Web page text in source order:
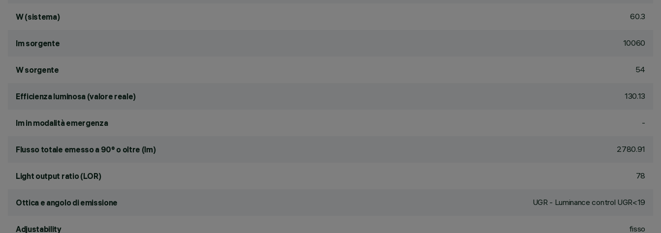
W (sistema) 60.3
lm sorgente 10060
W sorgente 54
Efficienza luminosa (valore reale) 130.13
lm in modalità emergenza -
Flusso totale emesso a 90° o oltre (lm) 2780.91
Light output ratio (LOR) 78
Ottica e angolo di emissione UGR - Luminance control UGR<19
Adjustability fisso